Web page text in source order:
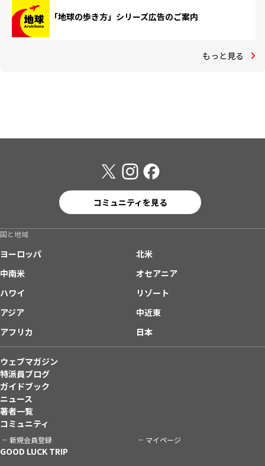
「地球の歩き方」シリーズ広告のご案内
もっと見る
コミュニティを見る
国と地域
ヨーロッパ
北米
中南米
オセアニア
ハワイ
リゾート
アジア
中近東
アフリカ
日本
ウェブマガジン
特派員ブログ
ガイドブック
ニュース
著者一覧
コミュニティ
新規会員登録 マイページ
GOOD LUCK TRIP